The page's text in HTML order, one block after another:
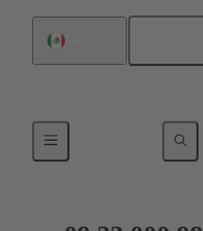
Puentes